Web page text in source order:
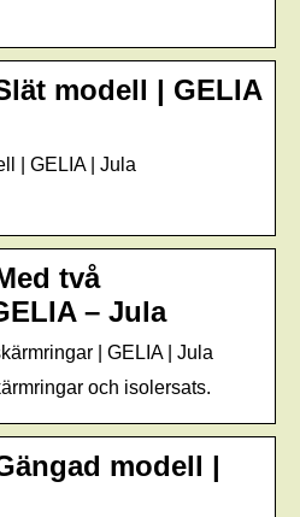
modell | GELIA
| GELIA | Jula
två
– Jula
| GELIA | Jula
och isolersats.
modell |